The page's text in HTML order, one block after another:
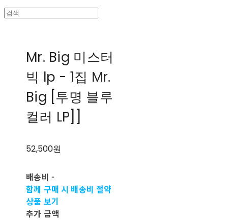
Mr. Big 미스터
빅 lp - 1집 Mr.
Big [투명 블루
컬러 LP]]
52,500원
배송비 -
함께 구매 시 배송비 절약
상품 보기
추가 금액